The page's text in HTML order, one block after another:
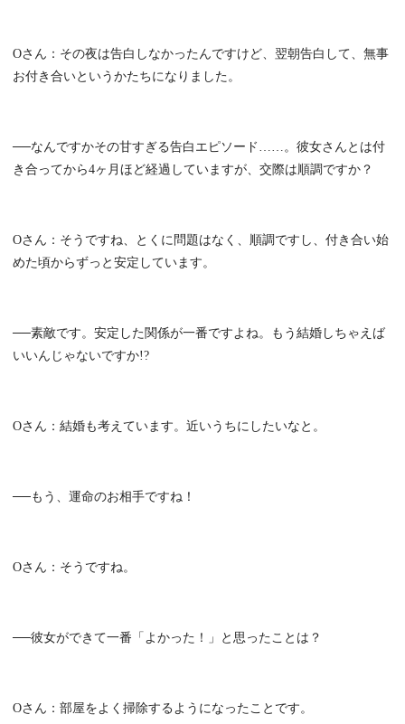
Oさん：その夜は告白しなかったんですけど、翌朝告白して、無事
お付き合いというかたちになりました。
──なんですかその甘すぎる告白エピソード……。彼女さんとは付
き合ってから4ヶ月ほど経過していますが、交際は順調ですか？
Oさん：そうですね、とくに問題はなく、順調ですし、付き合い始
めた頃からずっと安定しています。
──素敵です。安定した関係が一番ですよね。もう結婚しちゃえば
いいんじゃないですか!?
Oさん：結婚も考えています。近いうちにしたいなと。
──もう、運命のお相手ですね！
Oさん：そうですね。
──彼女ができて一番「よかった！」と思ったことは？
Oさん：部屋をよく掃除するようになったことです。